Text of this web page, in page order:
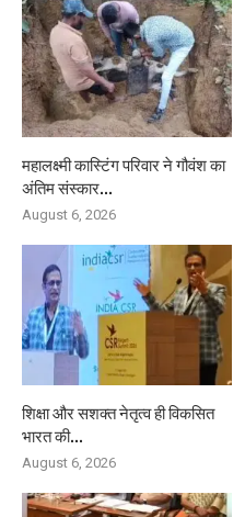
महालक्ष्मी कास्टिंग परिवार ने गौवंश का
अंतिम संस्कार...
August 6, 2026
शिक्षा और सशक्त नेतृत्व ही विकसित
भारत की...
August 6, 2026